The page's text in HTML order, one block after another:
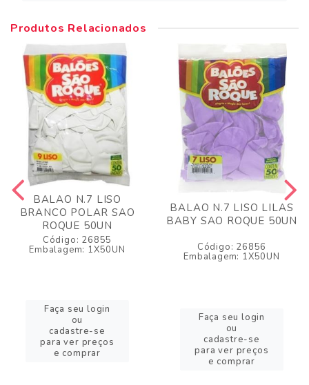
Produtos Relacionados
BALAO N.7 LISO
BRANCO POLAR SAO
ROQUE 50UN
Código: 26855
Embalagem: 1X50UN
Faça seu login
ou
cadastre-se
para ver preços
e comprar
BALAO N.7 LISO LILAS
BABY SAO ROQUE 50UN
Código: 26856
Embalagem: 1X50UN
Faça seu login
ou
cadastre-se
para ver preços
e comprar